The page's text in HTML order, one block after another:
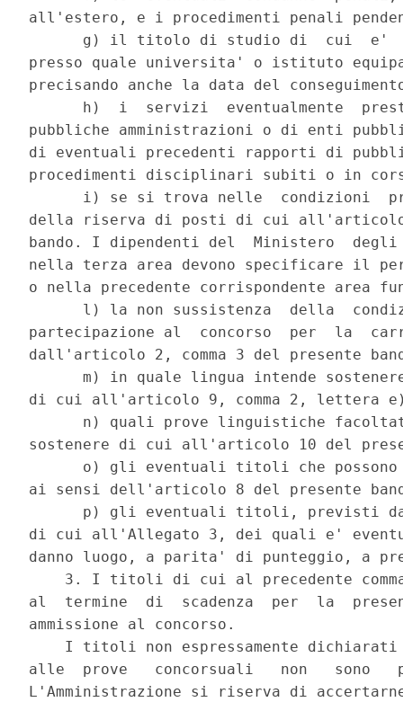
all'estero, e i procedimenti penali
g) il titolo di studio di  cui  e'
presso quale universita' o istituto
precisando anche la data del
h)  i  servizi  eventualmente
pubbliche amministrazioni o di enti
di eventuali precedenti rapporti di
procedimenti disciplinari subiti o in
i) se si trova nelle  condizioni
della riserva di posti di cui all'articolo
bando. I dipendenti del  Ministero
nella terza area devono specificare il
o nella precedente corrispondente area
l) la non sussistenza  della
partecipazione al  concorso  per  la
dall'articolo 2, comma 3 del presente
m) in quale lingua intende
di cui all'articolo 9, comma 2, lettera
n) quali prove linguistiche
sostenere di cui all'articolo 10 del
o) gli eventuali titoli che
ai sensi dell'articolo 8 del presente
p) gli eventuali titoli, previsti
di cui all'Allegato 3, dei quali e'
danno luogo, a parita' di punteggio, a
3. I titoli di cui al precedente
al  termine  di  scadenza  per  la
ammissione al concorso.
I titoli non espressamente
alle  prove   concorsuali   non   sono
L'Amministrazione si riserva di